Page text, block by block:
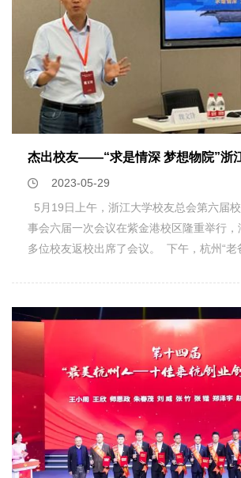
础、促进院企联动搭建有力平台，同时，也
解创业精神和行业行情，为他们在今后的求
力支持，增强求职竞争力。下一步，我院将
拓岗活动，搭建更多的就业交流平台，协助
会、更高质量就业。秋光科技新大楼渲染
有限公司成立于2014年，公司以浙大物理
江大学硕士、博士创立，研发团队由浙大
专家组成，主营光学高科技项目，是领先的
荣获“杭州市级高新技术企业” ，2018年荣获
企业”，2022年荣获“杭州市创新型企业”。
202214805. 在线填写申请表并提交，系统
2023年6月9日23:596. 重要：提交申请后，
系所在院系教学或外事线、学工线的老师，
23:59前完成“所在院（系）/学园教学或外事
（系）/学园学生思政审核”。否则相关申请
环节，视为无效申请。请申请者实时关注
时联系相关单位完成相应审核。 特别注意
网站申请，请务必获得校内提名后方可开始
12:00前：学生填写附件2申请表，发送至
jianingli@zju.edu.cn（李嘉宁老师）；纸质
任或学业导师签字后交至海纳苑8幢525，附
单复印件。2.6月16日前：物理学院组织遴
果。 五、费用项目费：物理学院承担5000
理。六、咨询方式：电话：0571-
jianingli@zju.edu.cn 【特别提醒】新加坡
学生发送带有护照号码的邀请信，有意向参
理护照，以免耽误办理签证。附件1：项目
2023-05-29
5月19日上午，浙江大学校友总会第六届
事会六届一次会议在紫金港校区隆重举行
多位校友返校出席了会议。 下午，杭州“老
校友回到物理学院，参加了学院举办的“求
江大学物理学院杰出校友企业家交流会。
党委副书记邹安川、凝聚态物理研究所宁凡
生代表一同参会。会议由邹安川主持。 “再
母校变化很大，依旧很亲切。”交流会上，
家珍般回顾了自己在母校学习和生活的难忘
在校期间与老师、同学们建立的深厚情谊，
栽培的感谢和对母校未来发展的深深祝福。
绕“如何坚持专业学习、如何自我分析及如